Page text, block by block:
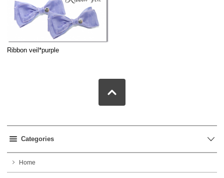
Ribbon veil*purple
Categories
Home